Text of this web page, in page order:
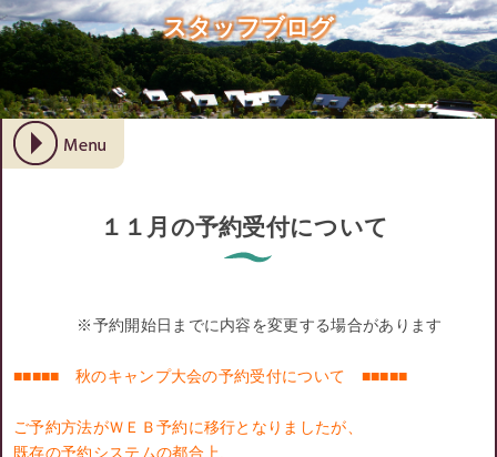
スタッフブログ
１１月の予約受付について
※予約開始日までに内容を変更する場合があります
■■■■■ 秋のキャンプ大会の予約受付について ■■■■■
ご予約方法がＷＥＢ予約に移行となりましたが、
既存の予約システムの都合上、